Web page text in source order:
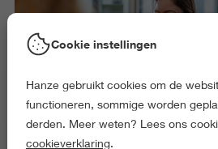
Cookie instellingen
Hanze gebruikt cookies om de
functioneren, sommige worden
derden. Meer weten? Lees ons
cookieverklaring.